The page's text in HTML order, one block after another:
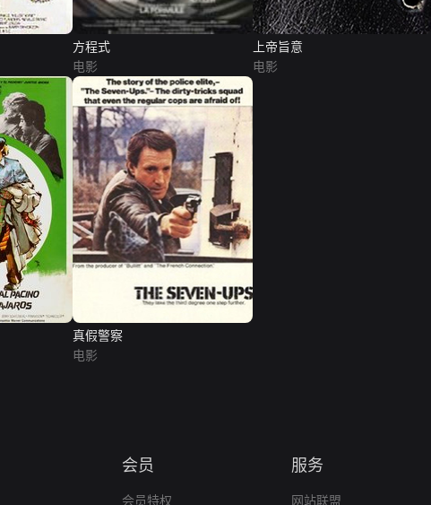
方程式
电影
上帝旨意
电影
真假警察
电影
会员
会员特权
服务
网站联盟